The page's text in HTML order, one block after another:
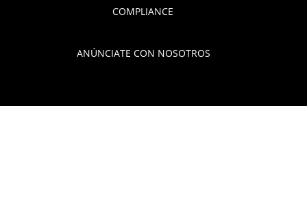
COMPLIANCE
ANÚNCIATE CON NOSOTROS